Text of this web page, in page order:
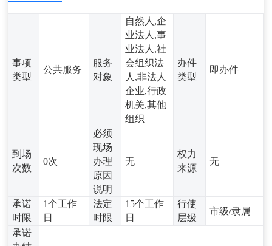
事项
类型
公共服务
服务
对象
自然人,企
业法人,事
业法人,社
会组织法
人,非法人
企业,行政
机关,其他
组织
办件
类型
即办件
到场
次数
0次
必须
现场
办理
原因
说明
无
权力
来源
无
承诺
时限
1个工作
日
法定
时限
15个工作
日
行使
层级
市级/隶属
承诺